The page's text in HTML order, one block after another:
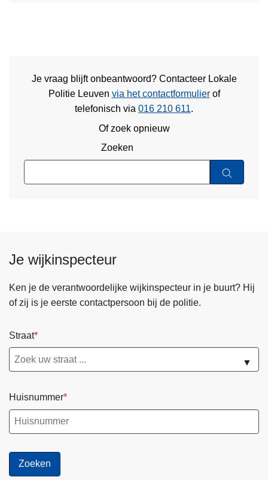
Je vraag blijft onbeantwoord? Contacteer Lokale
Politie Leuven via het contactformulierof
telefonisch via 016 210 611.
Of zoek opnieuw
Zoeken
Je wijkinspecteur
Ken je de verantwoordelijke wijkinspecteur in je buurt? Hij
of zij is je eerste contactpersoon bij de politie.
Straat
▼
Huisnummer